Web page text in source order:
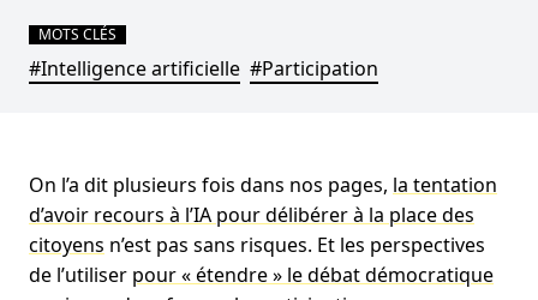
MOTS CLÉS
#Intelligence artificielle #Participation
On l’a dit plusieurs fois dans nos pages, la tentation
d’avoir recours à l’IA pour délibérer à la place des
citoyens n’est pas sans risques. Et les perspectives
de l’utiliser pour « étendre » le débat démocratique